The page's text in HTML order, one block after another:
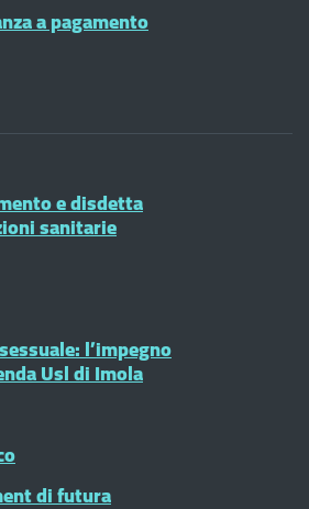
a pagamento
e disdetta
sanitarie
l’impegno
Usl di Imola
di futura